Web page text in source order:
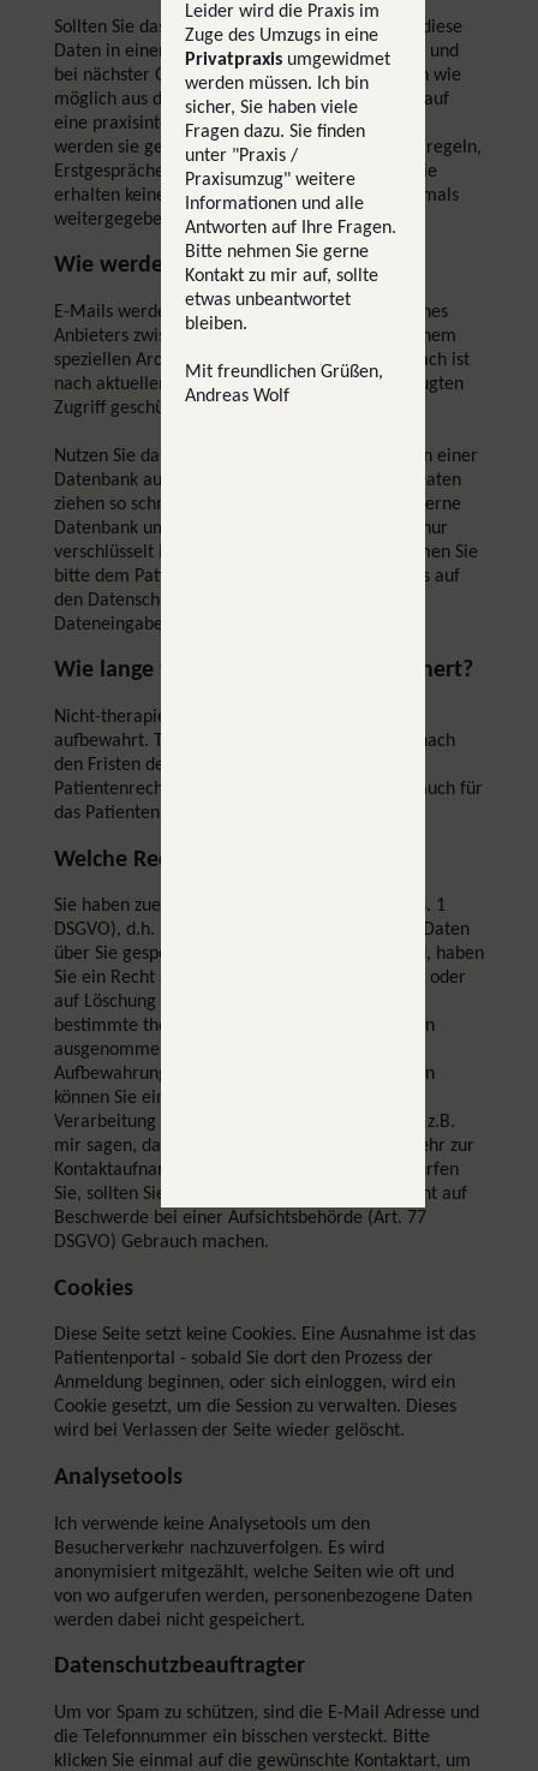
Sollten Sie das Patientenportal nutzen, werden diese
Daten in einer Datenbank zwischengespeichert, und
bei nächster Gelegenheit werden so viele Daten wie
möglich aus der Serverdatenbank gelöscht und auf
eine praxisinterne Datenbank übertragen. Dort
werden sie genutzt, um den Therapieverlauf zu regeln,
Erstgespräche zu vereinbaren oder ähnliches. Sie
erhalten keine Werbung. Die Daten werden niemals
weitergegeben.
Wie werden die Daten gespeichert?
E-Mails werden zuerst auf dem Webserver meines
Anbieters zwischengespeichert, und dort von einem
speziellen Archivtool auch archiviert. Das Postfach ist
nach aktuellem Stand der Technik gegen unbefugten
Zugriff geschützt.
Nutzen Sie das Patientenportal, werden Daten in einer
Datenbank auf dem Server abgelegt. Sensible Daten
ziehen so schnell wie möglich auf eine praxisinterne
Datenbank um. Alle persönlichen Daten liegen nur
verschlüsselt in der Datenbank. Details entnehmen Sie
bitte dem Patientenportal, dort werden Sie stets auf
den Datenschutz hingewiesen und zu jeder
Dateneingabe oder Option beraten.
Wie lange werden die Daten gespeichert?
Nicht-therapierelevante Daten werden 2 Jahre
aufbewahrt. Therapierelevante Daten werden nach
den Fristen der Berufsordnung und des
Patientenrechtegesetzes aufbewahrt. Dies gilt auch für
das Patientenportal.
Welche Rechte haben Sie?
Sie haben zuerst ein Auskunftsrecht (Art. 15 Abs. 1
DSGVO), d.h. ich muss Sie informieren, welche Daten
über Sie gespeichert sind. Falls diese falsch sind, haben
Sie ein Recht auf Berichtigung (Art. 16 DSGVO), oder
auf Löschung (Art. 17 DSGVO). Aber Vorsicht,
bestimmte therapiebezogene Daten sind hiervon
ausgenommen, da die Berufsordnung hier eine
Aufbewahrung vorschreibt. In bestimmten Fällen
können Sie ein Recht auf Einschränkung der
Verarbeitung (Art. 18 DSGVO) geltend machen, z.B.
mir sagen, dass ich Ihre E-Mailadresse nicht mehr zur
Kontaktaufname verwenden darf. Schließlich dürfen
Sie, sollten Sie unzufrieden sein, von Ihrem Recht auf
Beschwerde bei einer Aufsichtsbehörde (Art. 77
DSGVO) Gebrauch machen.
Cookies
Diese Seite setzt keine Cookies. Eine Ausnahme ist das
Patientenportal - sobald Sie dort den Prozess der
Anmeldung beginnen, oder sich einloggen, wird ein
Cookie gesetzt, um die Session zu verwalten. Dieses
wird bei Verlassen der Seite wieder gelöscht.
Analysetools
Ich verwende keine Analysetools um den
Besucherverkehr nachzuverfolgen. Es wird
anonymisiert mitgezählt, welche Seiten wie oft und
von wo aufgerufen werden, personenbezogene Daten
werden dabei nicht gespeichert.
Datenschutzbeauftragter
Um vor Spam zu schützen, sind die E-Mail Adresse und
die Telefonnummer ein bisschen versteckt. Bitte
klicken Sie einmal auf die gewünschte Kontaktart, um
Leider wird die Praxis im
Zuge des Umzugs in eine
Privatpraxis umgewidmet
werden müssen. Ich bin
sicher, Sie haben viele
Fragen dazu. Sie finden
unter "Praxis /
Praxisumzug" weitere
Informationen und alle
Antworten auf Ihre Fragen.
Bitte nehmen Sie gerne
Kontakt zu mir auf, sollte
etwas unbeantwortet
bleiben.
Mit freundlichen Grüßen,
Andreas Wolf